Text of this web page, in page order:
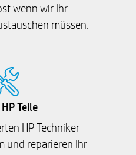
wenn wir Ihr
müssen.
Teile
HP Techniker
und reparieren Ihr